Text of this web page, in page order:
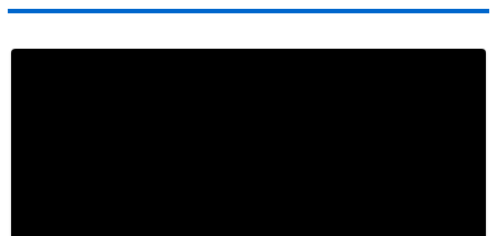
Vai al post →